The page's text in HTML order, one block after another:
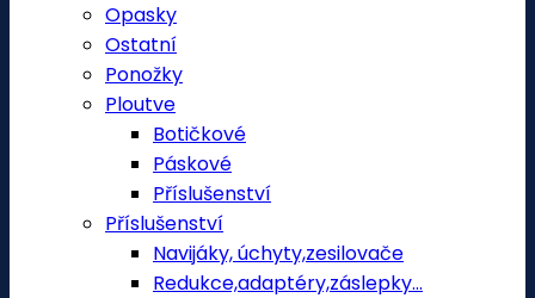
Opasky
Ostatní
Ponožky
Ploutve
Botičkové
Páskové
Příslušenství
Příslušenství
Navijáky, úchyty,zesilovače
Redukce,adaptéry,záslepky...